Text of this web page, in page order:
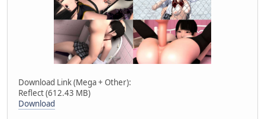
Download Link (Mega + Other):
Reflect (612.43 MB)
Download